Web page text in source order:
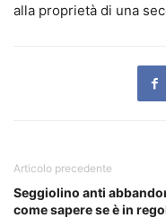
alla proprietà di una
Articolo precedente
Seggiolino anti
come sapere se è in